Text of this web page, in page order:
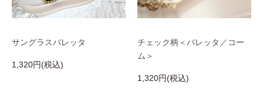
サングラスバレッタ
1,320円(税込)
チェック柄＜バレッタ／コー
ム＞
1,320円(税込)